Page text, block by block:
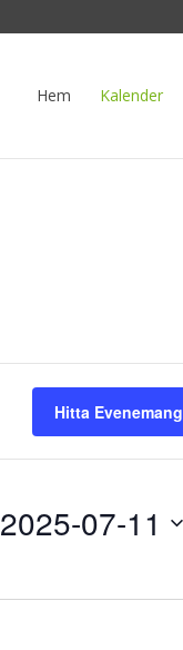
Hem Kalender
Hitta Evenemang
2025-07-11